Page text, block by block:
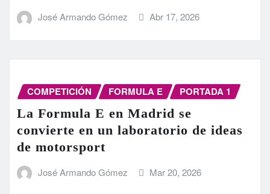
José Armando Gómez Abr 17, 2026
COMPETICIÓN FORMULA E PORTADA 1
La Formula E en Madrid se
convierte en un laboratorio de ideas
de motorsport
José Armando Gómez Mar 20, 2026